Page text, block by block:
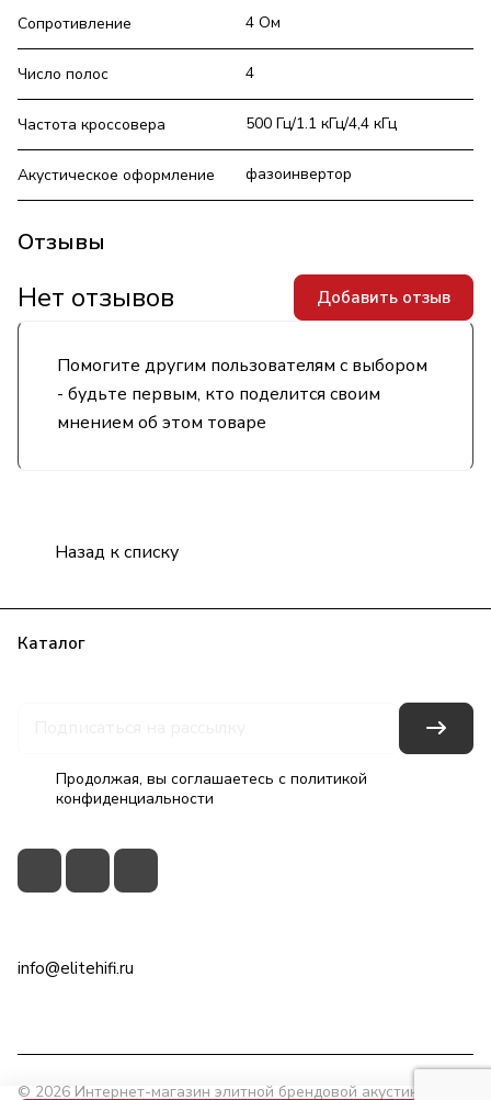
Сопротивление 4 Ом
Число полос 4
Частота кроссовера 500 Гц/1.1 кГц/4,4 кГц
Акустическое оформление фазоинвертор
Отзывы
Помогите другим пользователям с выбором
- будьте первым, кто поделится своим
мнением об этом товаре
Нет отзывов Добавить отзыв
Назад к списку
Каталог
Продолжая, вы соглашаетесь с политикой
конфиденциальности
info@elitehifi.ru
© 2026 Интернет-магазин элитной брендовой акустики